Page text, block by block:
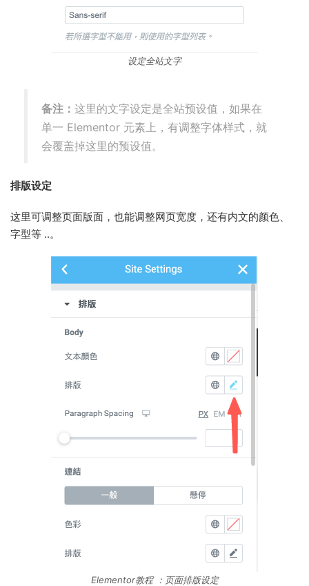
设定全站文字
备注： 这里的文字设定是全站预设值，如果在
单一 Elementor 元素上，有调整字体样式，就
会覆盖掉这里的预设值。
排版设定
这里可调整页面版面，也能调整网页宽度，还有内文的颜色、
字型等 ..。
Elementor教程 ：页面排版设定